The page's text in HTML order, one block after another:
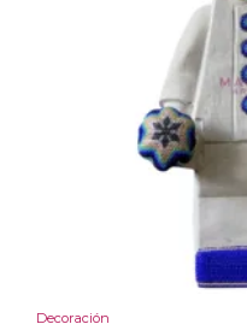
Decoración